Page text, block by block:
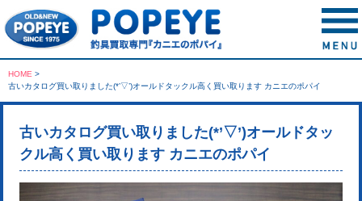
HOME >
古いカタログ買い取りました(*’▽’)オールドタックル高く買い取ります カニエのポパイ
古いカタログ買い取りました(*’▽’)オールドタッ
クル高く買い取ります カニエのポパイ